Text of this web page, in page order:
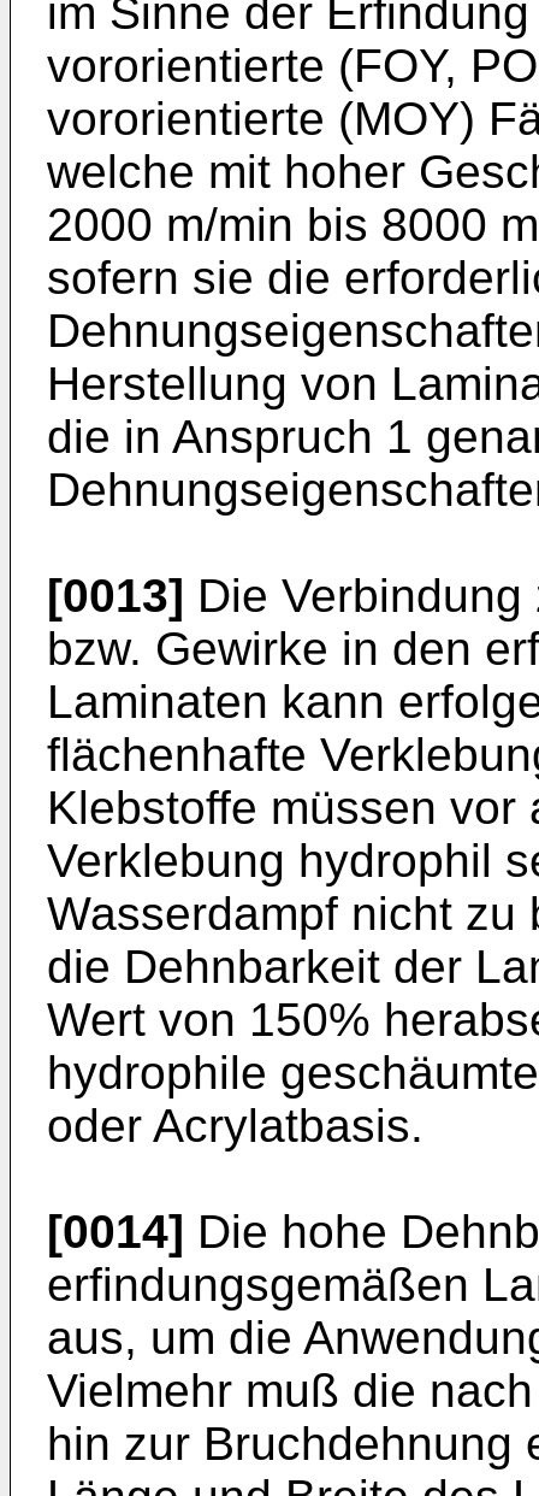
im Sinne der
vororientierte (FOY,
vororientierte (MOY)
welche mit hoher
2000 m/min bis 8000
sofern sie die
Herstellung von
die in Anspruch 1
[0013] Die
bzw. Gewirke in den
Laminaten kann
flächenhafte
Klebstoffe müssen
Verklebung hydrophil
Wasserdampf nicht zu
die Dehnbarkeit der
Wert von 150%
hydrophile
oder Acrylatbasis.
[0014] Die hohe
erfindungsgemäßen
aus, um die
Vielmehr muß die
hin zur Bruchdehnung